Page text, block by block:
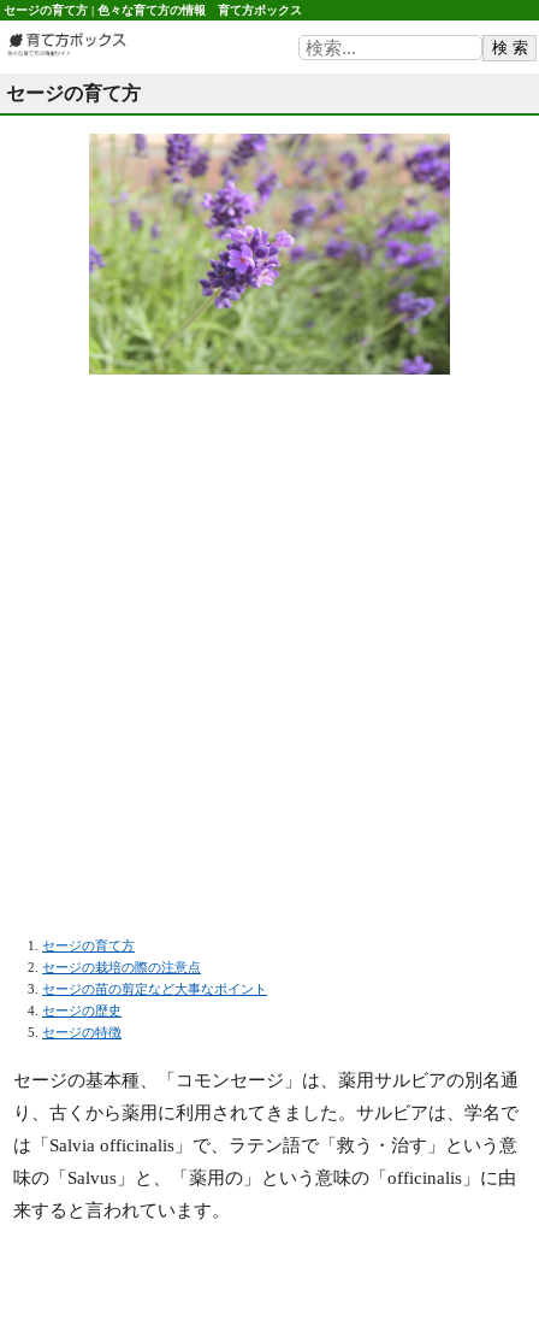
セージの育て方 | 色々な育て方の情報 育て方ボックス
セージの育て方
セージの育て方
セージの栽培の際の注意点
セージの苗の剪定など大事なポイント
セージの歴史
セージの特徴
セージの基本種、「コモンセージ」は、薬用サルビアの別名通
り、古くから薬用に利用されてきました。サルビアは、学名で
は「Salvia officinalis」で、ラテン語で「救う・治す」という意
味の「Salvus」と、「薬用の」という意味の「officinalis」に由
来すると言われています。